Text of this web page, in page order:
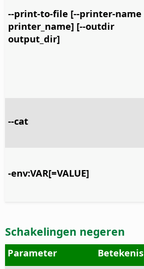
--print-to-file [--printer-name
printer_name] [--outdir
output_dir]
--cat
-env:VAR[=VALUE]
Schakelingen negeren
Parameter
Betekenis